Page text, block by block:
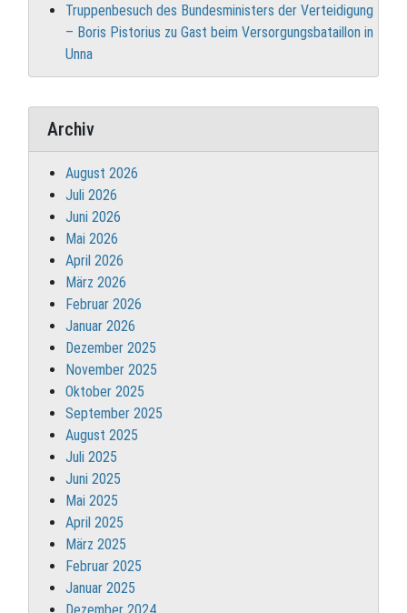
Truppenbesuch des Bundesministers der Verteidigung
– Boris Pistorius zu Gast beim Versorgungsbataillon in
Unna
Archiv
August 2026
Juli 2026
Juni 2026
Mai 2026
April 2026
März 2026
Februar 2026
Januar 2026
Dezember 2025
November 2025
Oktober 2025
September 2025
August 2025
Juli 2025
Juni 2025
Mai 2025
April 2025
März 2025
Februar 2025
Januar 2025
Dezember 2024